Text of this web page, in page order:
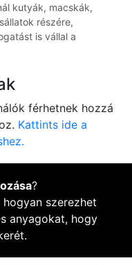
kutyák, macskák,
részére,
is vállal a
férhetnek hozzá
Kattints ide a
?
hogyan szerezhet
anyagokat, hogy